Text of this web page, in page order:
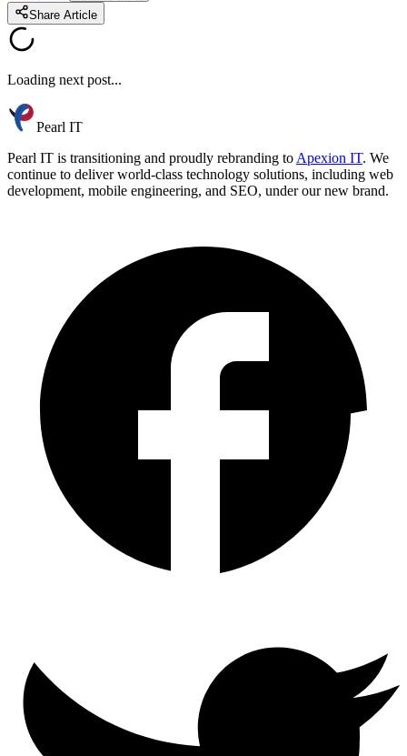
Share Article
Loading next post...
Pearl IT
Pearl IT is transitioning and proudly rebranding to Apexion IT. We
continue to deliver world-class technology solutions, including web
development, mobile engineering, and SEO, under our new brand.